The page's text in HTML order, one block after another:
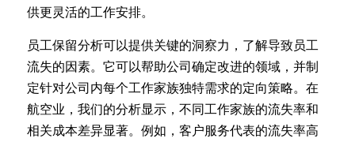
供更灵活的工作安排。
员工保留分析可以提供关键的洞察力，了解导致员工
流失的因素。它可以帮助公司确定改进的领域，并制
定针对公司内每个工作家族独特需求的定向策略。在
航空业，我们的分析显示，不同工作家族的流失率和
相关成本差异显著。例如，客户服务代表的流失率高